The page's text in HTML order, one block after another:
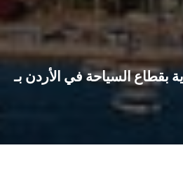
بقطاع السياحة في الأردن بـ